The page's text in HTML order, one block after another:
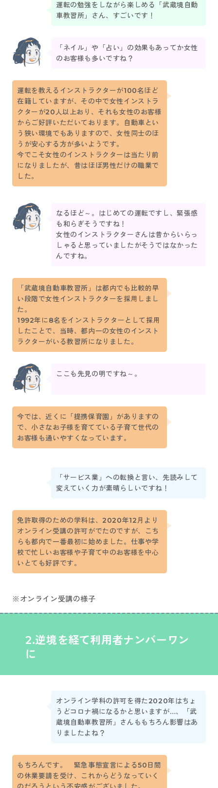
運転の勉強をしながら楽しめる「武蔵境自動
車教習所」さん、すごいです！
「ネイル」や「占い」の効果もあってか女性
のお客様も多いですね？
運転を教えるインストラクターが100名ほど
在籍していますが、その中で女性インストラ
クターが20人以上おり、それも女性のお客様
からご好評いただいております。自動車とい
う狭い環境でもありますので、女性同士のほ
うが安心する方が多いようです。
今でこそ女性のインストラクターは当たり前
になりましたが、昔はほぼ男性だけの職業で
した。
なるほど～。はじめての運転ですし、緊張感
も和らぎそうですね！
女性のインストラクターさんは昔からいらっ
しゃると思っていましたがそうではなかった
んですね。
「武蔵境自動車教習所」は都内でも比較的早
い段階で女性インストラクターを採用しまし
た。
1992年に8名をインストラクターとして採用
したことで、当時、都内一の女性のインスト
ラクターがいる教習所になりました。
ここも先見の明ですね～。
今では、近くに「提携保育園」がありますの
で、小さなお子様を育てている子育て世代の
お客様も通いやすくなっています。
「サービス業」への転換と言い、先読みして
変えていく力が素晴らしいですね！
免許取得のための学科は、2020年12月より
オンライン受講の許可がでたのですが、こち
らも都内で一番最初に始めました。仕事や学
校で忙しいお客様や子育て中のお客様を中心
いとても好評です。
※オンライン受講の様子
2.逆境を経て利用者ナンバーワン
に
オンライン学科の許可を得た2020年はちょ
うどコロナ禍になるかと思いますが…、「武
蔵境自動車教習所」さんももちろん影響はあ
りましたよね？
もちろんです。 緊急事態宣言による50日間
の休業要請を受け、これからどうなっていく